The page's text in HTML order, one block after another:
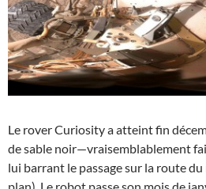
Le rover Curiosity a atteint fin
de sable noir—vraisemblablement
lui barrant le passage sur la route du